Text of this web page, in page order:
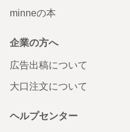
minneの本
企業の方へ
広告出稿について
大口注文について
ヘルプセンター